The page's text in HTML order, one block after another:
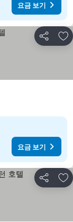
요금 보기
공유 즐
요금 보기
공유 즐